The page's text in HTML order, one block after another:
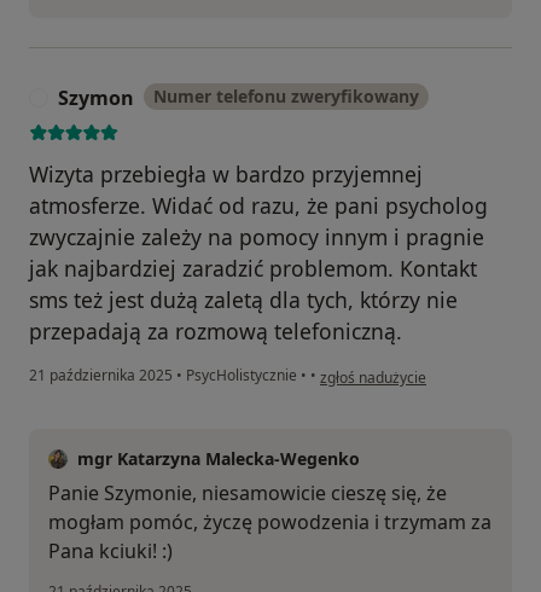
Szymon Numer telefonu zweryfikowany
Wizyta przebiegła w bardzo przyjemnej
atmosferze. Widać od razu, że pani psycholog
zwyczajnie zależy na pomocy innym i pragnie
jak najbardziej zaradzić problemom. Kontakt
sms też jest dużą zaletą dla tych, którzy nie
przepadają za rozmową telefoniczną.
21 października 2025 • PsycHolistycznie • • w opinii użytkownika Szymon
zgłoś nadużycie
mgr Katarzyna Malecka-Wegenko
Panie Szymonie, niesamowicie cieszę się, że
mogłam pomóc, życzę powodzenia i trzymam za
Pana kciuki! :)